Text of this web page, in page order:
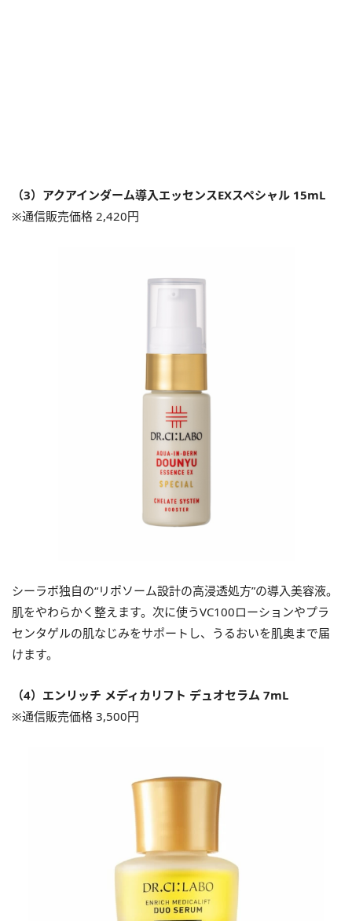
（3）アクアインダーム導入エッセンスEXスペシャル 15mL
※通信販売価格 2,420円
シーラボ独自の“リポソーム設計の高浸透処方”の導入美容液。
肌をやわらかく整えます。次に使うVC100ローションやプラ
センタゲルの肌なじみをサポートし、うるおいを肌奥まで届
けます。
（4）エンリッチ メディカリフト デュオセラム 7mL
※通信販売価格 3,500円